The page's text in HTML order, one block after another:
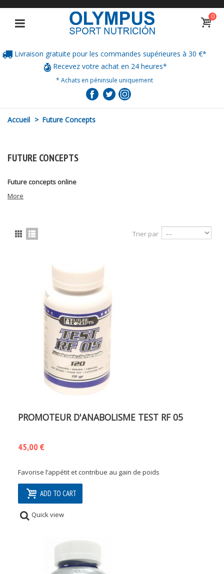
0
Livraison gratuite pour les commandes supérieures à 30 €*
Recevez votre achat en 24 heures*
* Achats en péninsule uniquement
Accueil > Future Concepts
FUTURE CONCEPTS
Future concepts online
More
Trier par
PROMOTEUR D'ANABOLISME TEST RF 05
45,00 €
Favorise l’appétit et contribue au gain de poids
ADD TO CART
Quick view